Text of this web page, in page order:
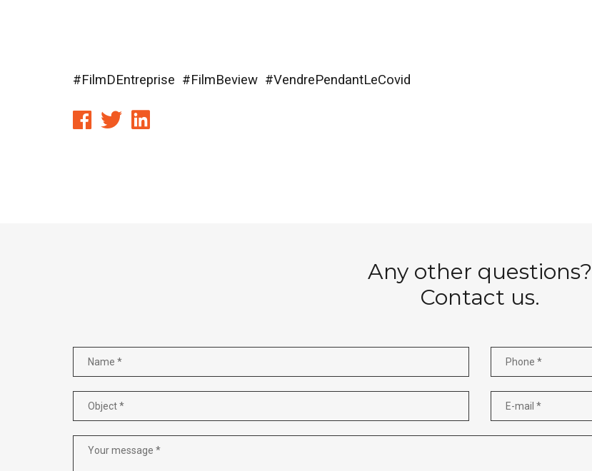
#FilmDEntreprise #FilmBeview #VendrePendantLeCovid
Any other questions?
Contact us.